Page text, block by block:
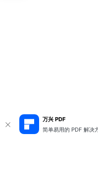
万兴 PDF
简单易用的 PDF 解决